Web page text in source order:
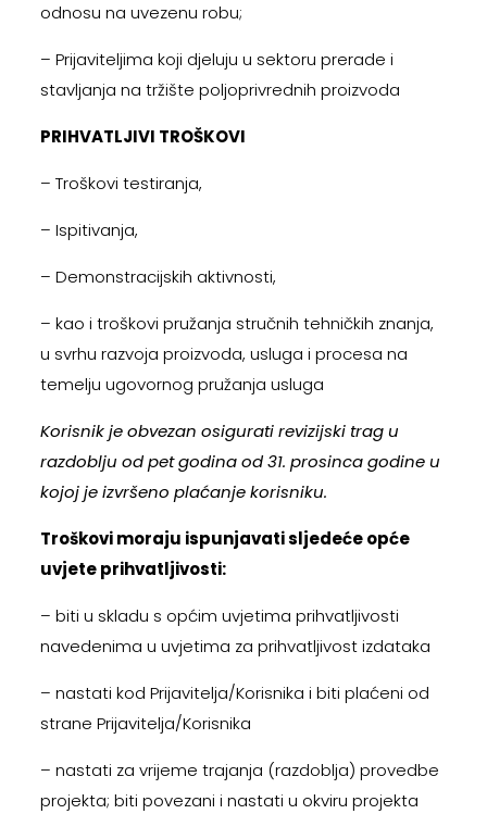
odnosu na uvezenu robu;
– Prijaviteljima koji djeluju u sektoru prerade i
stavljanja na tržište poljoprivrednih proizvoda
PRIHVATLJIVI TROŠKOVI
– Troškovi testiranja,
– Ispitivanja,
– Demonstracijskih aktivnosti,
– kao i troškovi pružanja stručnih tehničkih znanja,
u svrhu razvoja proizvoda, usluga i procesa na
temelju ugovornog pružanja usluga
Korisnik je obvezan osigurati revizijski trag u
razdoblju od pet godina od 31. prosinca godine u
kojoj je izvršeno plaćanje korisniku.
Troškovi moraju ispunjavati sljedeće opće
uvjete prihvatljivosti:
– biti u skladu s općim uvjetima prihvatljivosti
navedenima u uvjetima za prihvatljivost izdataka
– nastati kod Prijavitelja/Korisnika i biti plaćeni od
strane Prijavitelja/Korisnika
– nastati za vrijeme trajanja (razdoblja) provedbe
projekta; biti povezani i nastati u okviru projekta